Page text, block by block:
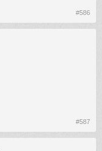
#586
#587